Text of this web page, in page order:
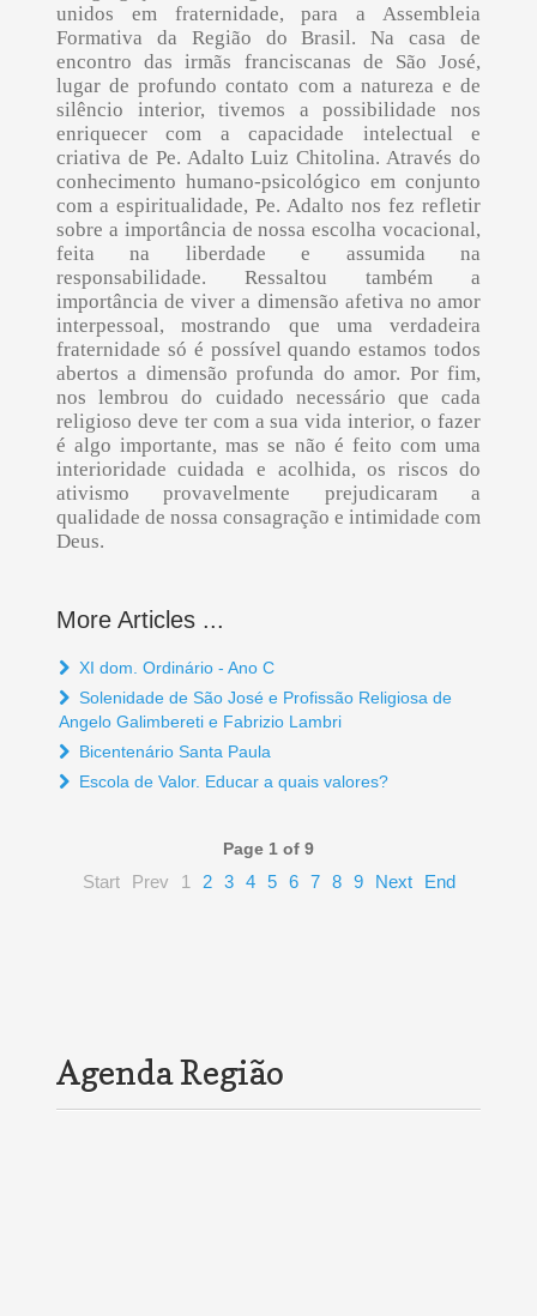
unidos em fraternidade, para a Assembleia
Formativa da Região do Brasil. Na casa de
encontro das irmãs franciscanas de São José,
lugar de profundo contato com a natureza e de
silêncio interior, tivemos a possibilidade nos
enriquecer com a capacidade intelectual e
criativa de Pe. Adalto Luiz Chitolina. Através do
conhecimento humano-psicológico em conjunto
com a espiritualidade, Pe. Adalto nos fez refletir
sobre a importância de nossa escolha vocacional,
feita na liberdade e assumida na
responsabilidade. Ressaltou também a
importância de viver a dimensão afetiva no amor
interpessoal, mostrando que uma verdadeira
fraternidade só é possível quando estamos todos
abertos a dimensão profunda do amor. Por fim,
nos lembrou do cuidado necessário que cada
religioso deve ter com a sua vida interior, o fazer
é algo importante, mas se não é feito com uma
interioridade cuidada e acolhida, os riscos do
ativismo provavelmente prejudicaram a
qualidade de nossa consagração e intimidade com
Deus.
More Articles ...
XI dom. Ordinário - Ano C
Solenidade de São José e Profissão Religiosa de
Angelo Galimbereti e Fabrizio Lambri
Bicentenário Santa Paula
Escola de Valor. Educar a quais valores?
Page 1 of 9
Start Prev 1 2 3 4 5 6 7 8 9 Next End
Agenda Região